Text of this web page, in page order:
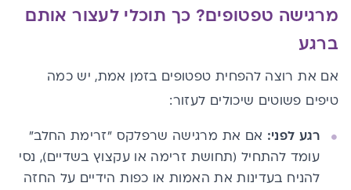
מרגישה טפטופים? כך תוכלי לעצור אותם
ברגע
אם את רוצה להפחית טפטופים בזמן אמת, יש כמה
טיפים פשוטים שיכולים לעזור:
רגע לפני: אם את מרגישה שרפלקס "זרימת החלב"
עומד להתחיל (תחושת זרימה או עקצוץ בשדיים), נסי
להניח בעדינות את האמות או כפות הידיים על החזה